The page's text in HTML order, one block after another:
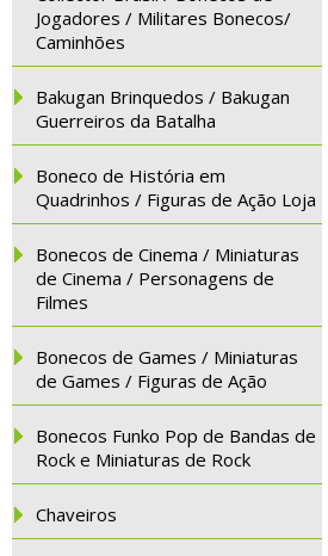
Jogadores / Militares Bonecos/
Caminhões
Bakugan Brinquedos / Bakugan
Guerreiros da Batalha
Boneco de História em
Quadrinhos / Figuras de Ação Loja
Bonecos de Cinema / Miniaturas
de Cinema / Personagens de
Filmes
Bonecos de Games / Miniaturas
de Games / Figuras de Ação
Bonecos Funko Pop de Bandas de
Rock e Miniaturas de Rock
Chaveiros